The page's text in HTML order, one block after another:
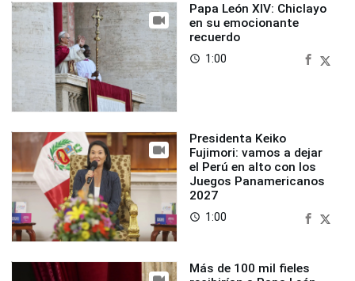
Papa León XIV: Chiclayo
en su emocionante
recuerdo
access_time 1:00
Presidenta Keiko
Fujimori: vamos a dejar
el Perú en alto con los
Juegos Panamericanos
2027
access_time 1:00
Más de 100 mil fieles